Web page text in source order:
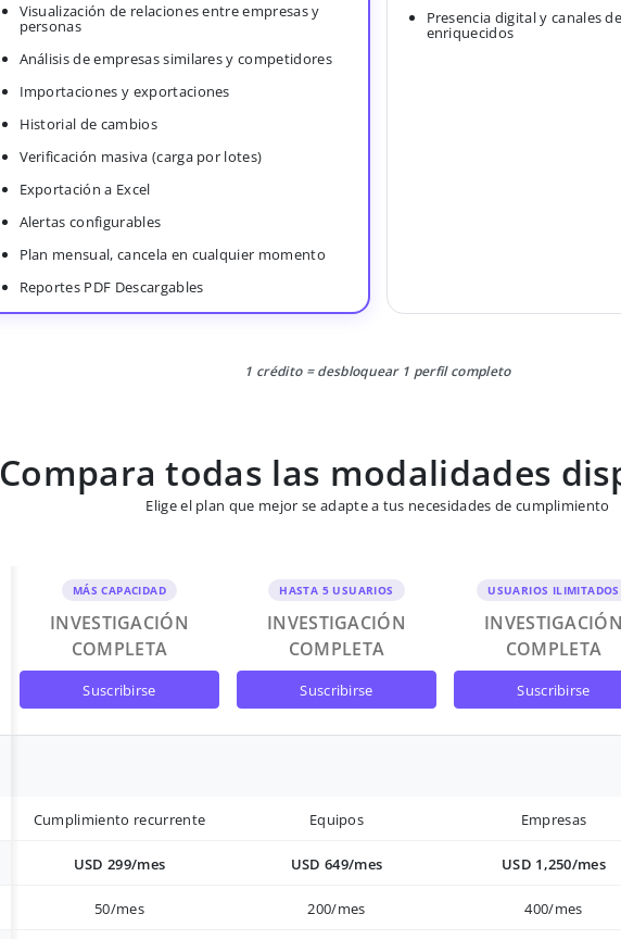
Visualización de relaciones entre empresas y
personas
Análisis de empresas similares y competidores
Importaciones y exportaciones
Historial de cambios
Verificación masiva (carga por lotes)
Exportación a Excel
Alertas configurables
Plan mensual, cancela en cualquier momento
Reportes PDF Descargables
Presencia digital y canales
enriquecidos
1 crédito = desbloquear 1 perfil completo
Compara todas las modalidades
Elige el plan que mejor se adapte a tus necesidades de cumplimiento
MÁS CAPACIDAD
INVESTIGACIÓN
COMPLETA
suscribirse
HASTA 5 USUARIOS
INVESTIGACIÓN
COMPLETA
suscribirse
USUARIOS ILIMITADOS
COMPLETA
suscribirse
Cumplimiento recurrente Equipos Empresas
USD 299/mes USD 649/mes USD 1,250/mes
50/mes 200/mes 400/mes